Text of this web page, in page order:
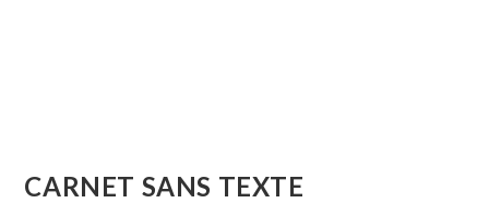
CARNET SANS TEXTE